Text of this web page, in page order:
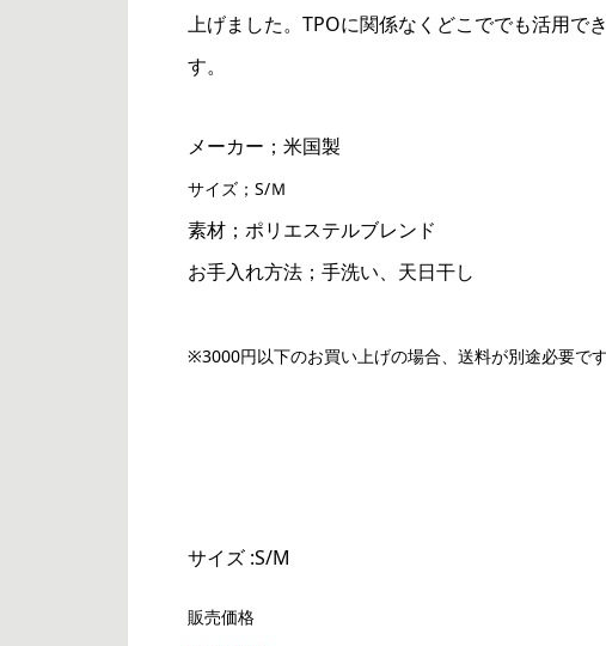
上げました。TPOに関係なくどこででも活用で
す。
メーカー；米国製
サイズ；S/Ｍ
素材；ポリエステルブレンド
お手入れ方法；手洗い、天日干し
※3000円以下のお買い上げの場合、送料が別途必要で
サイズ :S/M
販売価格